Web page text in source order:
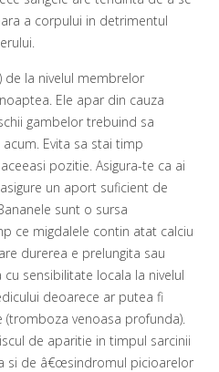
a corpului in detrimentul
de la nivelul membrelor
Ele apar din cauza
gambelor trebuind sa
Evita sa stai timp
pozitie. Asigura-te ca ai
un aport suficient de
sunt o sursa
ce migdalele contin atat calciu
durerea e prelungita sau
sensibilitate locala la nivelul
deoarece ar putea fi
(tromboza venoasa profunda).
de aparitie in timpul sarcinii
si de â€œsindromul picioarelor